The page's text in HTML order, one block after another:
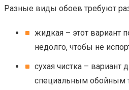
Разные виды обоев требуют
жидкая – этот вариант
недолго, чтобы не
сухая чистка –
специальным обойным